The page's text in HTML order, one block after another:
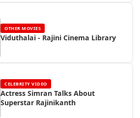
OTHER MOVIES
Viduthalai - Rajini Cinema Library
CELEBRITY VIDEO
Actress Simran Talks About
Superstar Rajinikanth